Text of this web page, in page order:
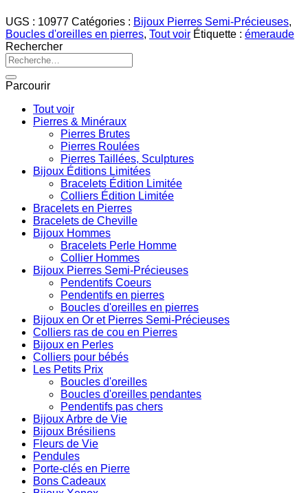
UGS : 10977 Catégories : Bijoux Pierres Semi-Précieuses,
Boucles d'oreilles en pierres, Tout voir Étiquette : émeraude
Rechercher
Recherche
pour :
Parcourir
Tout voir
Pierres & Minéraux
Pierres Brutes
Pierres Roulées
Pierres Taillées, Sculptures
Bijoux Éditions Limitées
Bracelets Édition Limitée
Colliers Édition Limitée
Bracelets en Pierres
Bracelets de Cheville
Bijoux Hommes
Bracelets Perle Homme
Collier Hommes
Bijoux Pierres Semi-Précieuses
Pendentifs Coeurs
Pendentifs en pierres
Boucles d'oreilles en pierres
Bijoux en Or et Pierres Semi-Précieuses
Colliers ras de cou en Pierres
Bijoux en Perles
Colliers pour bébés
Les Petits Prix
Boucles d'oreilles
Boucles d'oreilles pendantes
Pendentifs pas chers
Bijoux Arbre de Vie
Bijoux Brésiliens
Fleurs de Vie
Pendules
Porte-clés en Pierre
Bons Cadeaux